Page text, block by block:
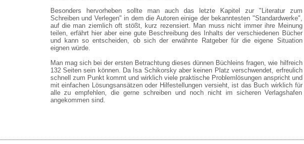
Besonders hervorheben sollte man auch das letzte Kapitel zur "Literatur zum
Schreiben und Verlegen" in dem die Autoren einige der bekanntesten "Standardwerke",
auf die man ziemlich oft stößt, kurz rezensiert. Man muss nicht immer ihre Meinung
teilen, erfährt hier aber eine gute Beschreibung des Inhalts der verschiedenen Bücher
und kann so entscheiden, ob sich der erwähnte Ratgeber für die eigene Situation
eignen würde.
Man mag sich bei der ersten Betrachtung dieses dünnen Büchleins fragen, wie hilfreich
132 Seiten sein können. Da Isa Schikorsky aber keinen Platz verschwendet, erfreulich
schnell zum Punkt kommt und wirklich viele praktische Problemlösungen anspricht und
mit einfachen Lösungsansätzen oder Hilfestellungen versieht, ist das Buch wirklich für
alle zu empfehlen, die gerne schreiben und noch nicht im sicheren Verlagshafen
angekommen sind.